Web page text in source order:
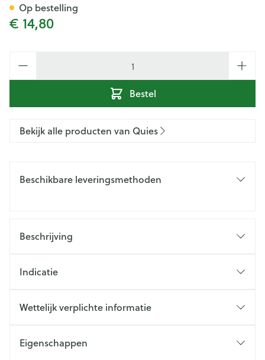
€ 14,80
Bestel
Op bestelling
Bekijk alle producten van Quies
Beschikbare leveringsmethoden
Beschrijving
Indicatie
Wettelijk verplichte informatie
Eigenschappen